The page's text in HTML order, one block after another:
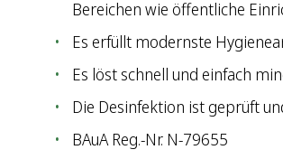
Bereichen wie öffentliche
Es erfüllt modernste
Es löst schnell und einfach
Die Desinfektion ist geprüft
BAuA Reg.-Nr. N-79655